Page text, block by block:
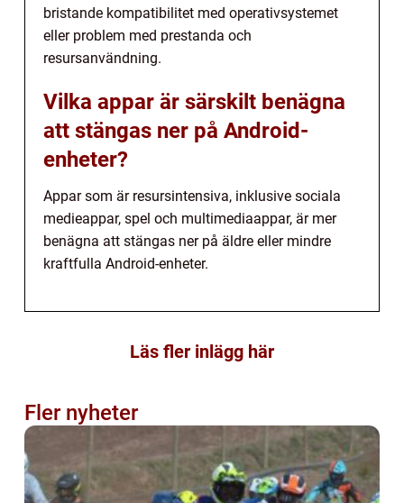
bristande kompatibilitet med operativsystemet
eller problem med prestanda och
resursanvändning.
Vilka appar är särskilt benägna
att stängas ner på Android-
enheter?
Appar som är resursintensiva, inklusive sociala
medieappar, spel och multimediaappar, är mer
benägna att stängas ner på äldre eller mindre
kraftfulla Android-enheter.
Läs fler inlägg här
Fler nyheter